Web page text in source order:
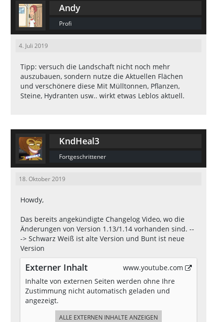
Andy
Profi
4. Juli 2019
Tipp: versuch die Landschaft nicht noch mehr
auszubauen, sondern nutze die Aktuellen Flächen
und verschönere diese Mit Mülltonnen, Pflanzen,
Steine, Hydranten usw.. wirkt etwas Leblos aktuell.
KndHeal3
Fortgeschrittener
18. Oktober 2019
Howdy,
Das bereits angekündigte Changelog Video, wo die
Änderungen von Version 1.13/1.14 vorhanden sind. --
-> Schwarz Weiß ist alte Version und Bunt ist neue
Version
Externer Inhalt
www.youtube.com
Inhalte von externen Seiten werden ohne Ihre
Zustimmung nicht automatisch geladen und
angezeigt.
ALLE EXTERNEN INHALTE ANZEIGEN